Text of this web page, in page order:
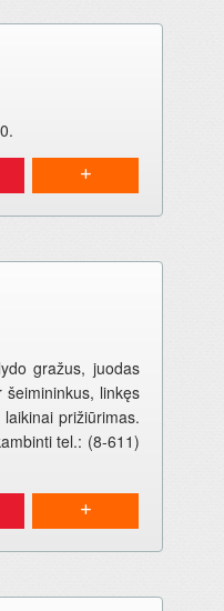
gražus, juodas
linkęs
prižiūrimas.
tel.: (8-611)